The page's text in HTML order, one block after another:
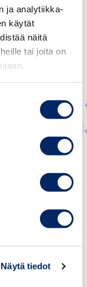
ja analytiikka-
käytät
näitä
tai joita on
Näytä tiedot